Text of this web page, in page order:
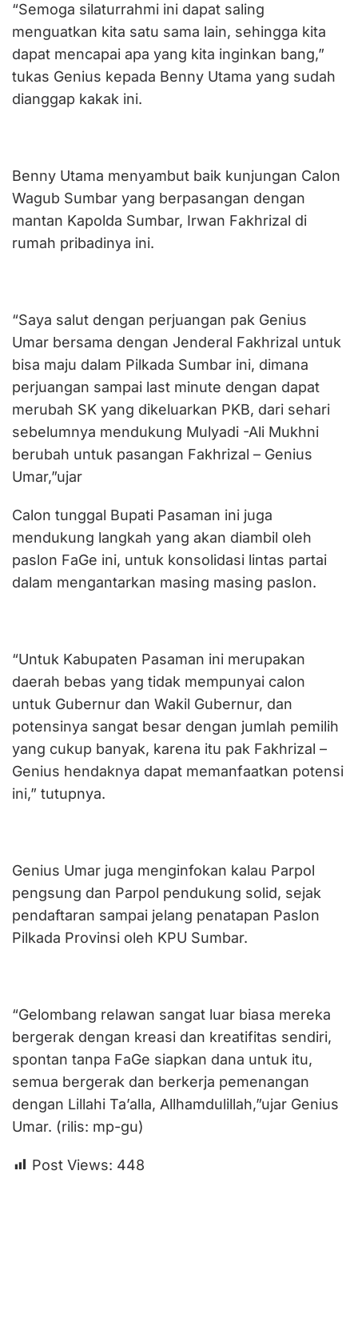
“Semoga silaturrahmi ini dapat saling
menguatkan kita satu sama lain, sehingga kita
dapat mencapai apa yang kita inginkan bang,”
tukas Genius kepada Benny Utama yang sudah
dianggap kakak ini.
Benny Utama menyambut baik kunjungan Calon
Wagub Sumbar yang berpasangan dengan
mantan Kapolda Sumbar, Irwan Fakhrizal di
rumah pribadinya ini.
“Saya salut dengan perjuangan pak Genius
Umar bersama dengan Jenderal Fakhrizal untuk
bisa maju dalam Pilkada Sumbar ini, dimana
perjuangan sampai last minute dengan dapat
merubah SK yang dikeluarkan PKB, dari sehari
sebelumnya mendukung Mulyadi -Ali Mukhni
berubah untuk pasangan Fakhrizal – Genius
Umar,”ujar
Calon tunggal Bupati Pasaman ini juga
mendukung langkah yang akan diambil oleh
paslon FaGe ini, untuk konsolidasi lintas partai
dalam mengantarkan masing masing paslon.
“Untuk Kabupaten Pasaman ini merupakan
daerah bebas yang tidak mempunyai calon
untuk Gubernur dan Wakil Gubernur, dan
potensinya sangat besar dengan jumlah pemilih
yang cukup banyak, karena itu pak Fakhrizal –
Genius hendaknya dapat memanfaatkan potensi
ini,” tutupnya.
Genius Umar juga menginfokan kalau Parpol
pengsung dan Parpol pendukung solid, sejak
pendaftaran sampai jelang penatapan Paslon
Pilkada Provinsi oleh KPU Sumbar.
“Gelombang relawan sangat luar biasa mereka
bergerak dengan kreasi dan kreatifitas sendiri,
spontan tanpa FaGe siapkan dana untuk itu,
semua bergerak dan berkerja pemenangan
dengan Lillahi Ta’alla, Allhamdulillah,”ujar Genius
Umar. (rilis: mp-gu)
Post Views: 448